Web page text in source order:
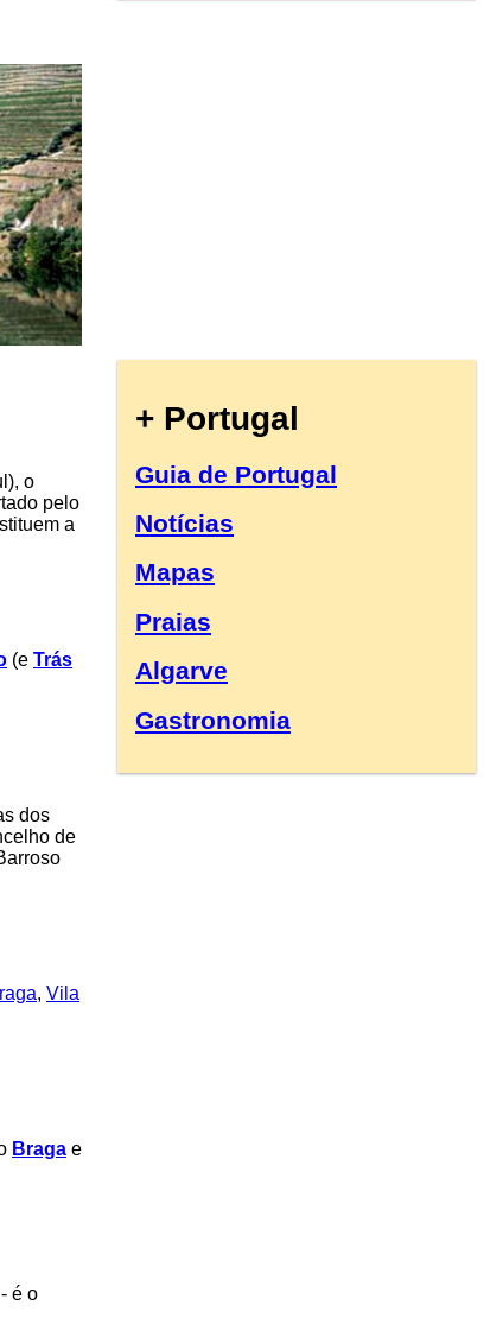
o
pelo
a
(e Trás
dos
de
, Vila
Braga e
é o
+ Portugal
Guia de Portugal
Notícias
Mapas
Praias
Algarve
Gastronomia